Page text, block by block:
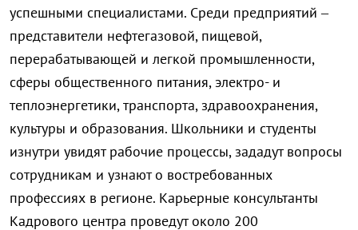
успешными специалистами. Среди предприятий –
представители нефтегазовой, пищевой,
перерабатывающей и легкой промышленности,
сферы общественного питания, электро- и
теплоэнергетики, транспорта, здравоохранения,
культуры и образования. Школьники и студенты
изнутри увидят рабочие процессы, зададут вопросы
сотрудникам и узнают о востребованных
профессиях в регионе. Карьерные консультанты
Кадрового центра проведут около 200